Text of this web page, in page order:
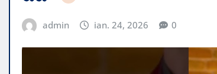
admin ian. 24, 2026 0